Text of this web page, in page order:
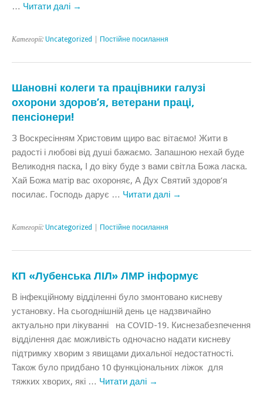
… Читати далі →
Категорії: Uncategorized Постійне посилання
Шановні колеги та працівники галузі
охорони здоров’я, ветерани праці,
пенсіонери!
З Воскресінням Христовим щиро вас вітаємо! Жити в
радості і любові від душі бажаємо. Запашною нехай буде
Великодня паска, І до віку буде з вами світла Божа ласка.
Хай Божа матір вас охороняє, А Дух Святий здоров’я
посилає. Господь дарує … Читати далі →
Категорії: Uncategorized Постійне посилання
КП «Лубенська ЛІЛ» ЛМР інформує
В інфекційному відділенні було змонтовано кисневу
установку. На сьогоднішній день це надзвичайно
актуально при лікуванні на COVID-19. Киснезабезпечення
відділення дає можливість одночасно надати кисневу
підтримку хворим з явищами дихальної недостатності.
Також було придбано 10 функціональних ліжок для
тяжких хворих, які … Читати далі →